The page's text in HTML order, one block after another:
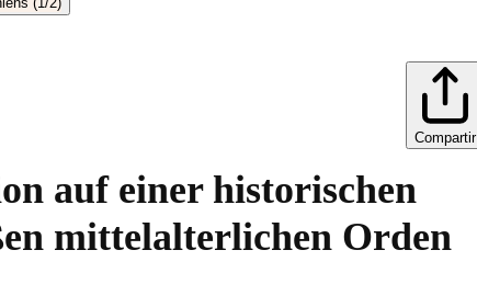
Compartir
auf einer historischen
mittelalterlichen Orden